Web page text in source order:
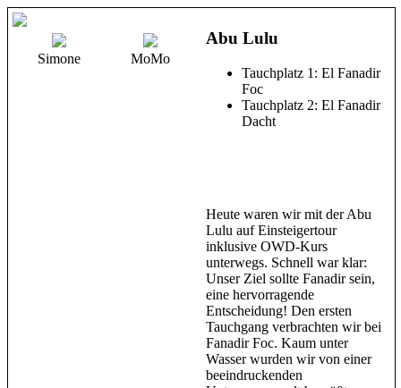
Simone MoMo
Abu Lulu
Tauchplatz 1: El Fanadir
Foc
Tauchplatz 2: El Fanadir
Dacht
Heute waren wir mit der Abu
Lulu auf Einsteigertour
inklusive OWD-Kurs
unterwegs. Schnell war klar:
Unser Ziel sollte Fanadir sein,
eine hervorragende
Entscheidung! Den ersten
Tauchgang verbrachten wir bei
Fanadir Foc. Kaum unter
Wasser wurden wir von einer
beeindruckenden